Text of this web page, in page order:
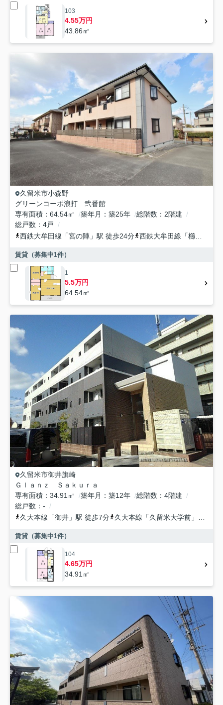
103
4.55万円
43.86㎡
久留米市小森野
グリーンコーポ浪打 弐番館
専有面積
64.54㎡ 築年月 築25年 総階数
2階建
総戸数
4戸
西鉄大牟田線 「宮の陣 」駅 徒歩24分 西鉄大牟田線 「櫛原
賃貸（募集中1件）
1
5.5万円
64.54㎡
久留米市御井旗崎
Ｇｌａｎｚ Ｓａｋｕｒａ
専有面積
34.91㎡ 築年月 築12年 総階数
4階建
総戸数
-
久大本線 「御井 」駅 徒歩7分 久大本線 「久留米大学前 」駅 徒歩20分
賃貸（募集中1件）
104
4.65万円
34.91㎡